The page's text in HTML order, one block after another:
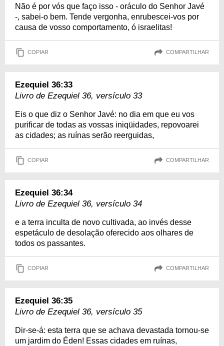
Não é por vós que faço isso - oráculo do Senhor Javé
-, sabei-o bem. Tende vergonha, enrubescei-vos por
causa de vosso comportamento, ó israelitas!
COPIAR COMPARTILHAR
Ezequiel 36:33
Livro de Ezequiel 36, versículo 33
Eis o que diz o Senhor Javé: no dia em que eu vos
purificar de todas as vossas iniqüidades, repovoarei
as cidades; as ruínas serão reerguidas,
COPIAR COMPARTILHAR
Ezequiel 36:34
Livro de Ezequiel 36, versículo 34
e a terra inculta de novo cultivada, ao invés desse
espetáculo de desolação oferecido aos olhares de
todos os passantes.
COPIAR COMPARTILHAR
Ezequiel 36:35
Livro de Ezequiel 36, versículo 35
Dir-se-á: esta terra que se achava devastada tornou-se
um jardim do Éden! Essas cidades em ruínas,